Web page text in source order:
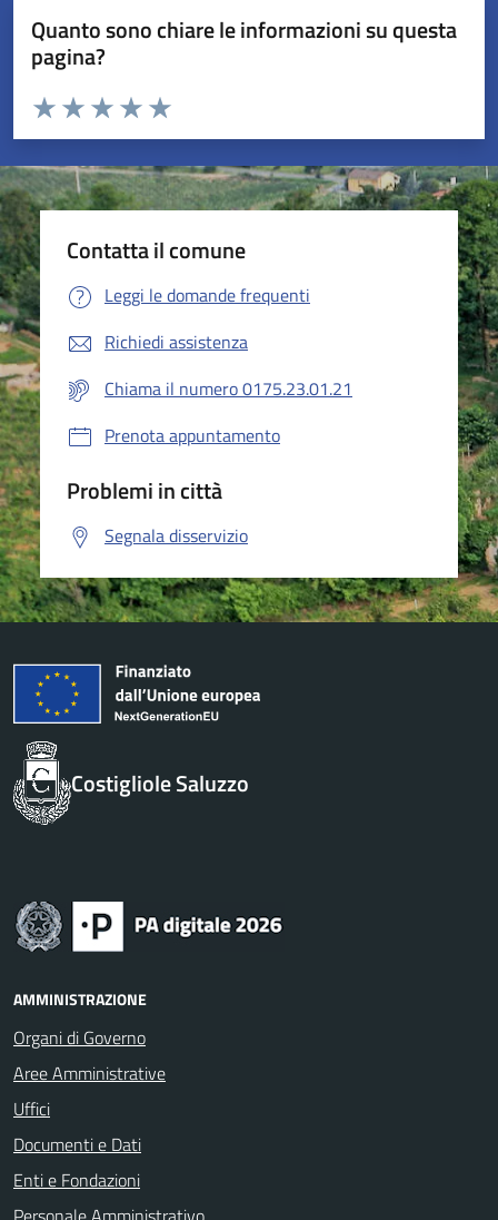
Quanto sono chiare le informazioni su questa
pagina?
Valuta da 1 a 5 stelle la pagina
Valuta 5 stelle su 5
Valuta 4 stelle su 5
Valuta 3 stelle su 5
Valuta 2 stelle su 5
Valuta 1 stelle su 5
Contatta il comune
Leggi le domande frequenti
Richiedi assistenza
Chiama il numero 0175.23.01.21
Prenota appuntamento
Problemi in città
Segnala disservizio
Costigliole Saluzzo
AMMINISTRAZIONE
Organi di Governo
Aree Amministrative
Uffici
Documenti e Dati
Enti e Fondazioni